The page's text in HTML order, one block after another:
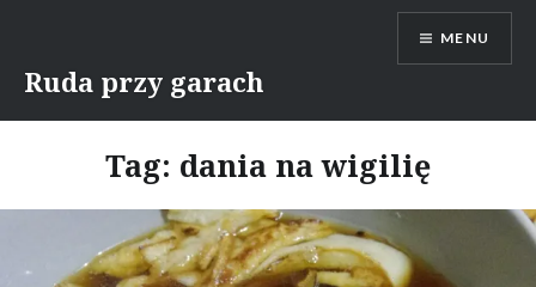
content
Ruda przy garach
MENU
Tag: dania na wigilię